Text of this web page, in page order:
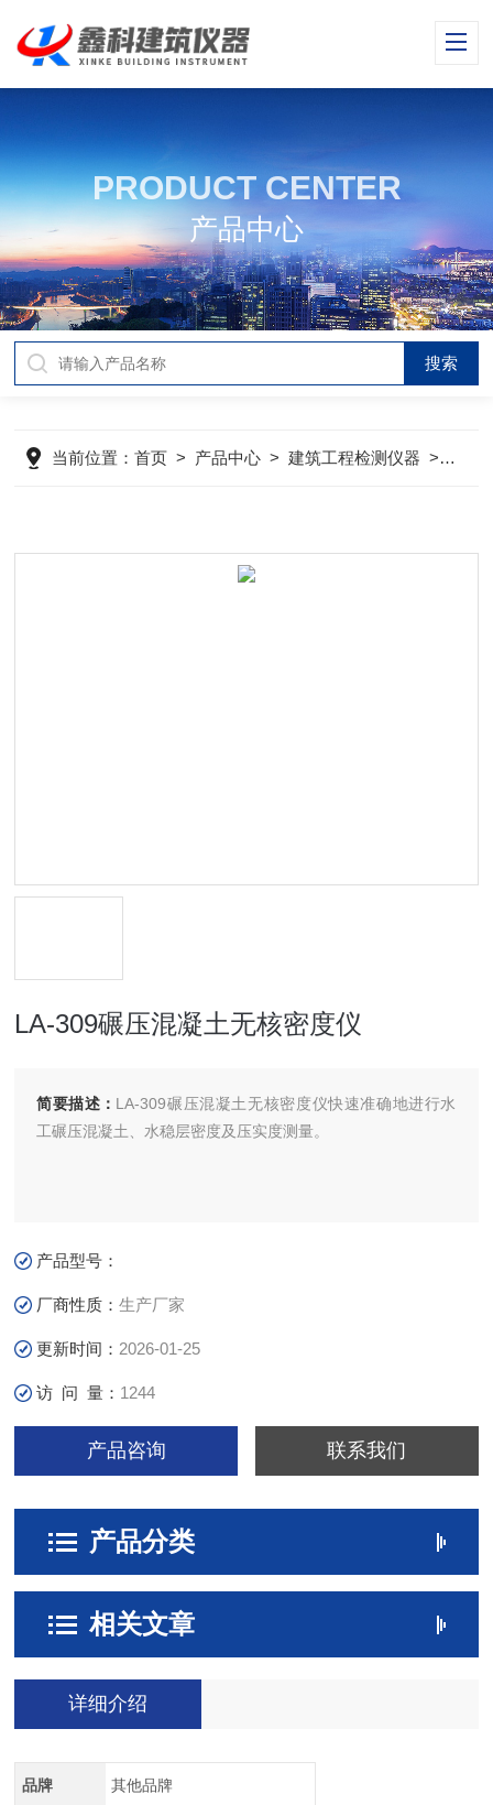
PRODUCT CENTER
产品中心
当前位置：首页 > 产品中心 >建筑工程检测仪器 > 建材
LA-309碾压混凝土无核密度仪
简要描述： LA-309碾压混凝土无核密度仪快速准确地进行水
工碾压混凝土、水稳层密度及压实度测量。
产品型号：
厂商性质：生产厂家
更新时间： 2026-01-25
访 问 量： 1244
产品咨询 联系我们
产品分类
相关文章
详细介绍
品牌 其他品牌